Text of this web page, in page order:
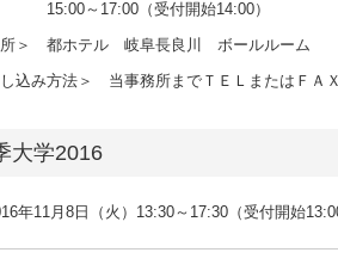
17:00（受付開始14:00）
都ホテル 岐阜長良川 ボールルーム
み方法＞ 当事務所までＴＥＬまたはＦ
大学2016
年11月8日（火）13:30～17:30（受付開始